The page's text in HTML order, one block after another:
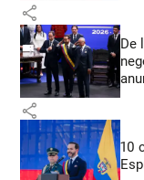
share
De
share
10